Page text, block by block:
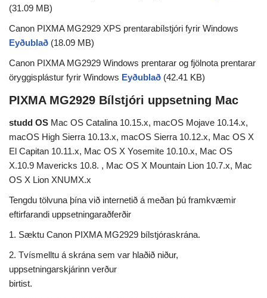
(31.09 MB)
Canon PIXMA MG2929 XPS prentarabílstjóri fyrir Windows
Eyðublað (18.09 MB)
Canon PIXMA MG2929 Windows prentarar og fjölnota prentarar
öryggisplástur fyrir Windows Eyðublað (42.41 KB)
PIXMA MG2929 Bílstjóri uppsetning Mac
studd OS Mac OS Catalina 10.15.x, macOS Mojave 10.14.x,
macOS High Sierra 10.13.x, macOS Sierra 10.12.x, Mac OS X
El Capitan 10.11.x, Mac OS X Yosemite 10.10.x, Mac OS
X.10.9 Mavericks 10.8. , Mac OS X Mountain Lion 10.7.x, Mac
OS X Lion XNUMX.x
Tengdu tölvuna þína við internetið á meðan þú framkvæmir
eftirfarandi uppsetningaraðferðir
1. Sæktu Canon PIXMA MG2929 bílstjóraskrána.
2. Tvísmelltu á skrána sem var hlaðið niður,
uppsetningarskjárinn verður
birtist.